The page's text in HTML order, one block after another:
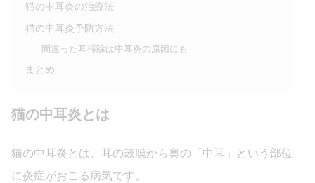
猫の中耳炎の治療法
猫の中耳炎予防方法
間違った耳掃除は中耳炎の原因にも
まとめ
猫の中耳炎とは
猫の中耳炎とは、耳の鼓膜から奥の「中耳」という部位
に炎症がおこる病気です。